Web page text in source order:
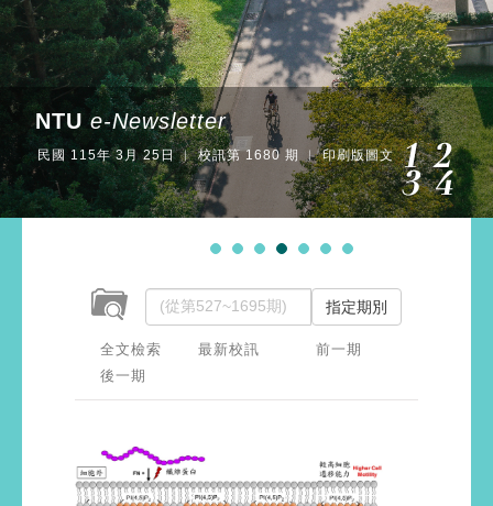
NTUe-Newsletter
民國 115年 3月 25日 ︱ 校訊第 1680 期 ︱ 印刷版圖文
指定期別
全文檢索 最新校訊
前一期
後一期